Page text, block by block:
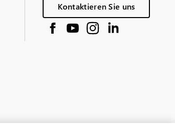
Kontaktieren Sie uns